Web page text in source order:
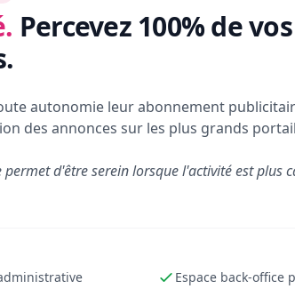
Percevez 100% de vos
autonomie leur abonnement
des annonces sur les plus grands
d'être serein lorsque l'activité est plus
Espace back-office